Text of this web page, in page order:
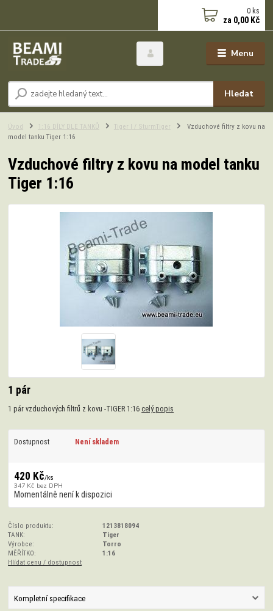
Menu
Hledat
0 ks
za 0,00 Kč
Úvod 1:16 DÍLY DLE TANKŮ Tiger I / SturmTiger
Vzduchové filtry z kovu na
model tanku Tiger 1:16
Vzduchové filtry z kovu na model tanku
Tiger 1:16
1 pár
1 pár vzduchových filtrů z kovu -TIGER 1:16 celý popis
Dostupnost Není skladem
420 Kč/ks
347 Kč bez DPH
Momentálně není k dispozici
Číslo produktu:
1213818094
TANK:
Tiger
Výrobce:
Torro
MĚŘÍTKO:
1:16
Hlídat cenu / dostupnost
Kompletní specifikace